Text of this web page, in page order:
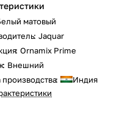
матовый
: Jaquar
: Ornamix Prime
: Внешний
производства:
Индия